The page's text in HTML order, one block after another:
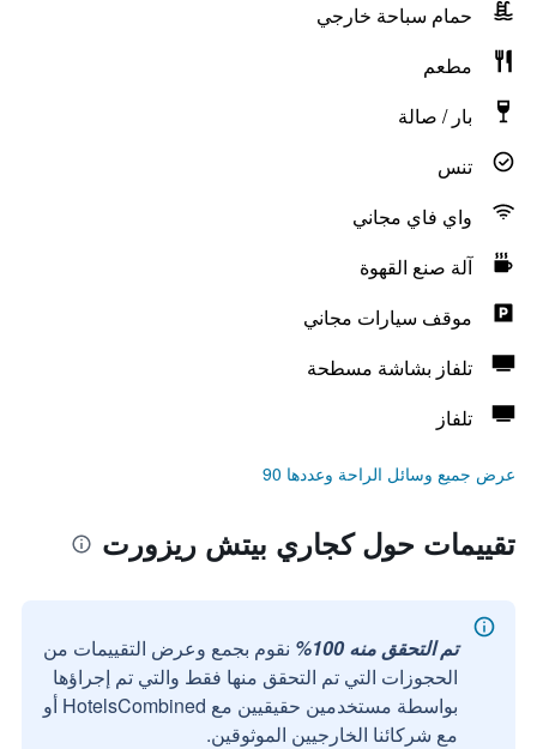
حمام سباحة خارجي
مطعم
بار / صالة
تنس
واي فاي مجاني
آلة صنع القهوة
موقف سيارات مجاني
تلفاز بشاشة مسطحة
تلفاز
عرض جميع وسائل الراحة وعددها 90
تقييمات حول كجاري بيتش ريزورت
تم التحقق منه 100%
نقوم بجمع وعرض التقييمات من
الحجوزات التي تم التحقق منها فقط والتي تم إجراؤها
بواسطة مستخدمين حقيقيين مع HotelsCombined أو
مع شركائنا الخارجيين الموثوقين.